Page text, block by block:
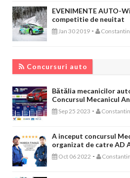
EVENIMENTE AUTO-
competitie de neuitat
Jan 30 2019 -
Concursuri auto
Bătălia mecanicilor
Concursul Mecanicul
Sep 25 2023 -
A inceput concursul
organizat de catre AD
Oct 06 2022 -